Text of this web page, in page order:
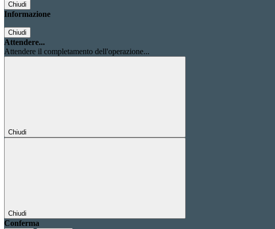
Chiudi
Informazione
Chiudi
Attendere...
Attendere il completamento dell'operazione...
Chiudi
Chiudi
Conferma